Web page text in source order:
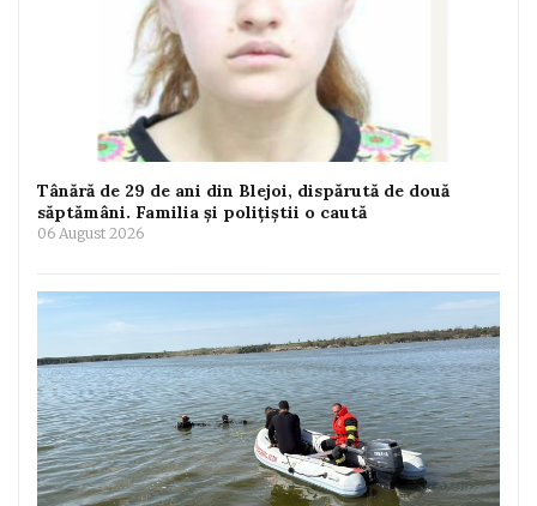
Tânără de 29 de ani din Blejoi, dispărută de două
săptămâni. Familia și polițiștii o caută
06 August 2026